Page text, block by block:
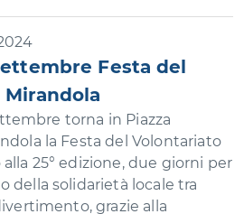
Festa del
torna in Piazza
la Festa del Volontariato
25° edizione, due giorni per
della solidarietà locale tra
grazie alla